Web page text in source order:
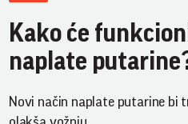
Kako će
naplate
Novi način naplate putarine bi